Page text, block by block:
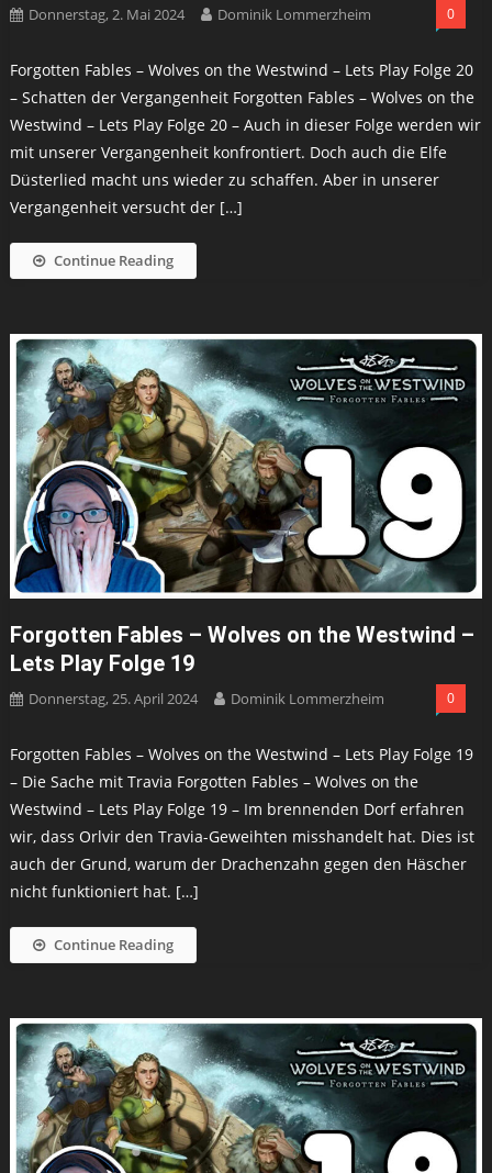
Donnerstag, 2. Mai 2024 Dominik Lommerzheim 0
Forgotten Fables – Wolves on the Westwind – Lets Play Folge 20
– Schatten der Vergangenheit Forgotten Fables – Wolves on the
Westwind – Lets Play Folge 20 – Auch in dieser Folge werden wir
mit unserer Vergangenheit konfrontiert. Doch auch die Elfe
Düsterlied macht uns wieder zu schaffen. Aber in unserer
Vergangenheit versucht der […]
Continue Reading
Forgotten Fables – Wolves on the Westwind –
Lets Play Folge 19
Donnerstag, 25. April 2024 Dominik Lommerzheim 0
Forgotten Fables – Wolves on the Westwind – Lets Play Folge 19
– Die Sache mit Travia Forgotten Fables – Wolves on the
Westwind – Lets Play Folge 19 – Im brennenden Dorf erfahren
wir, dass Orlvir den Travia-Geweihten misshandelt hat. Dies ist
auch der Grund, warum der Drachenzahn gegen den Häscher
nicht funktioniert hat. […]
Continue Reading